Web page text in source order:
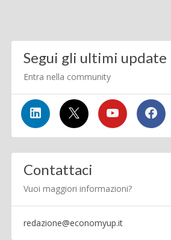
Segui gli ultimi update
Entra nella community
Contattaci
Vuoi maggiori informazioni?
redazione@economyup.it